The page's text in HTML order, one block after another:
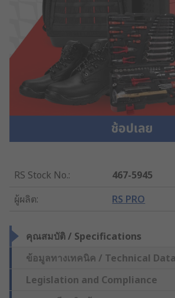
RS Stock No.:
467-5945
ผู้ผลิต: RS PRO
คุณสมบัติ / Specifications
ข้อมูลทางเทคนิค / Technical
Legislation and Compliance